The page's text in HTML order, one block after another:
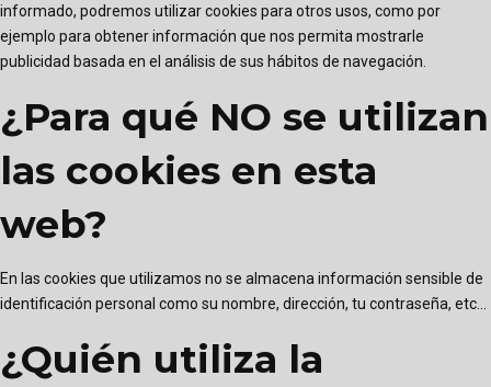
informado, podremos utilizar cookies para otros usos, como por
ejemplo para obtener información que nos permita mostrarle
publicidad basada en el análisis de sus hábitos de navegación.
¿Para qué NO se utilizan
las cookies en esta
web?
En las cookies que utilizamos no se almacena información sensible de
identificación personal como su nombre, dirección, tu contraseña, etc...
¿Quién utiliza la